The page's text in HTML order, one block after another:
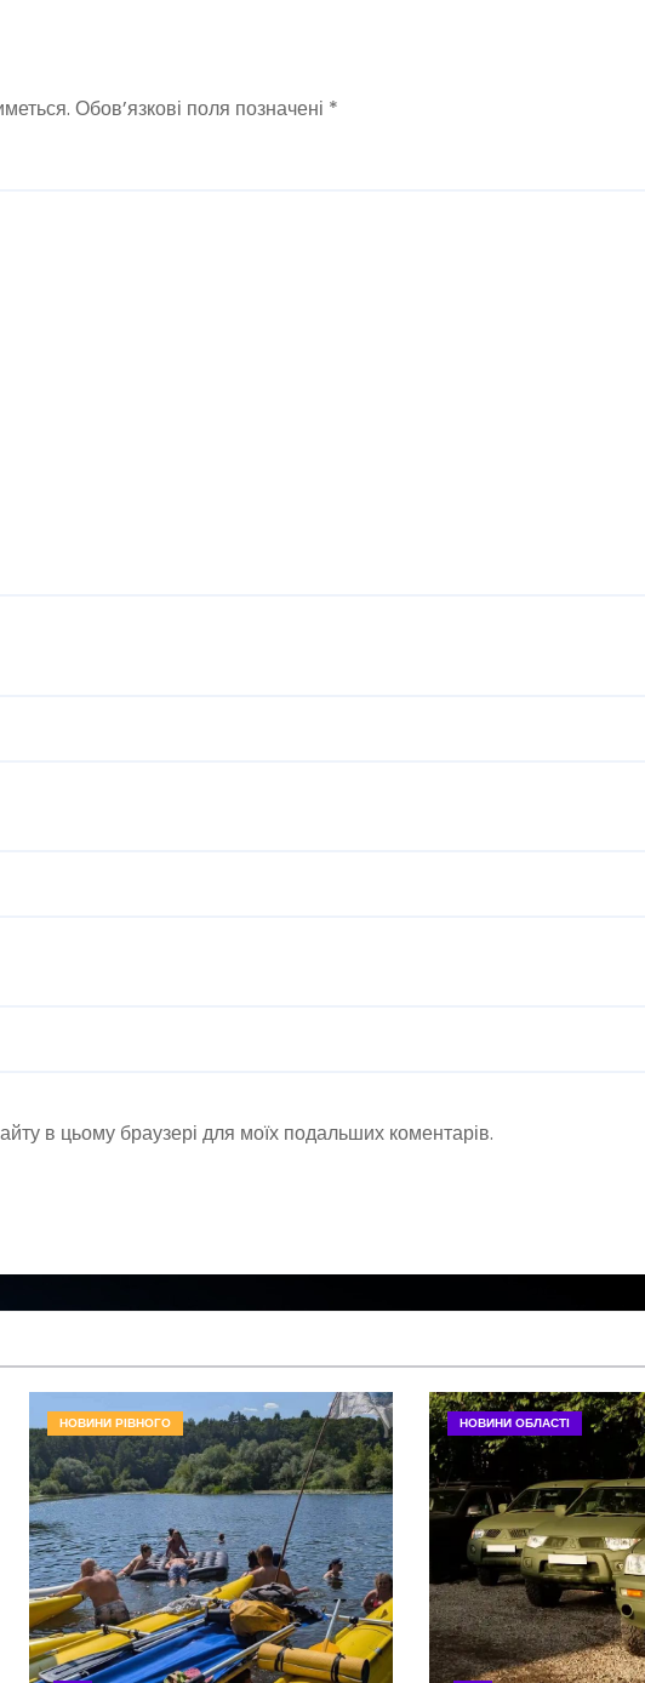
Обов’язкові поля позначені *
в цьому браузері для моїх подальших коментарів.
НОВИНИ РІВНОГО НОВИНИ ОБЛАСТІ